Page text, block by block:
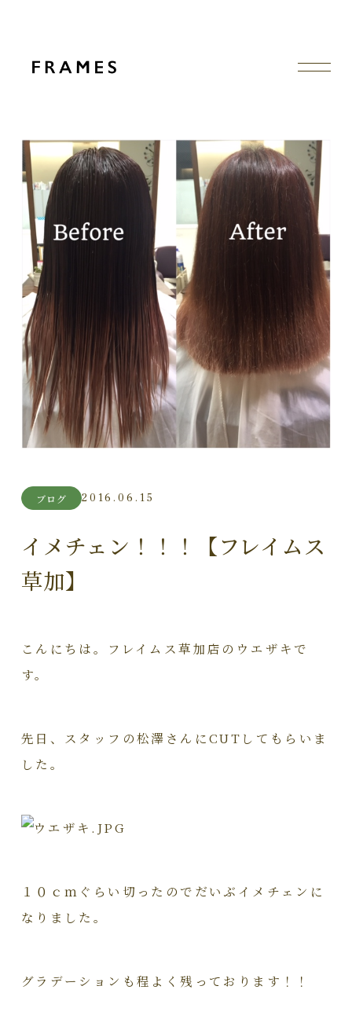
ブログ 2016.06.15
イメチェン！！！【フレイムス
草加】
こんにちは。フレイムス草加店のウエザキで
す。
先日、スタッフの松澤さんにCUTしてもらいま
した。
１０ｃｍぐらい切ったのでだいぶイメチェンに
なりました。
グラデーションも程よく残っております！！